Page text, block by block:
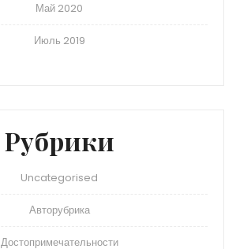
Май 2020
Июль 2019
Рубрики
Uncategorised
Авторубрика
Достопримечательности